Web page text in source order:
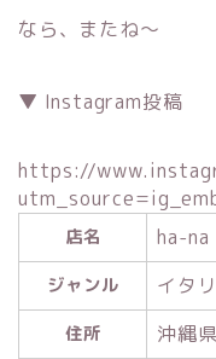
なら、またね～
▼ Instagram投稿
https://
店名 ha-na
ジャンル イタ
住所 沖縄